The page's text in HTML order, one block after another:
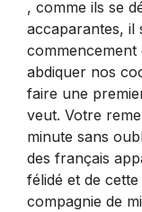
, comme ils se
accaparantes, il
commencement
abdiquer nos
faire une
veut. Votre
minute sans
des français
félidé et de
compagnie de